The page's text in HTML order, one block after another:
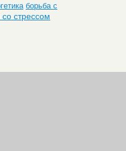
борьба с
стрессом